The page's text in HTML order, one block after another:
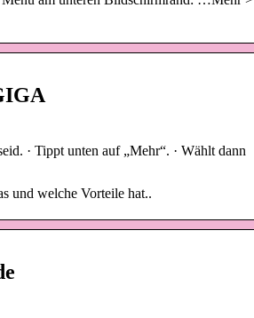
· Tippt unten auf „Mehr“. · Wählt dann
und welche Vorteile hat..